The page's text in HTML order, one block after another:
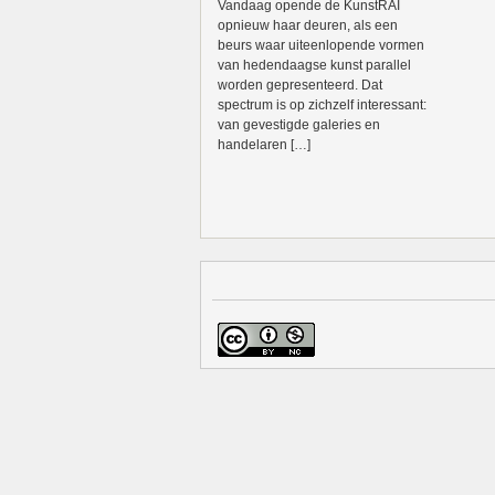
Vandaag opende de KunstRAI
opnieuw haar deuren, als een
beurs waar uiteenlopende vormen
van hedendaagse kunst parallel
worden gepresenteerd. Dat
spectrum is op zichzelf interessant:
van gevestigde galeries en
handelaren […]